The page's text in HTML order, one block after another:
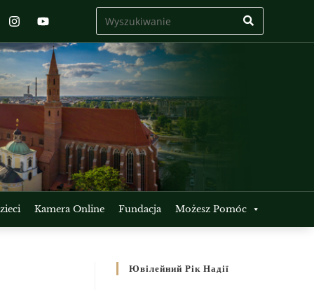
Kamera Online Fundacja Możesz Pomóc
Ювілейний Рік Надії